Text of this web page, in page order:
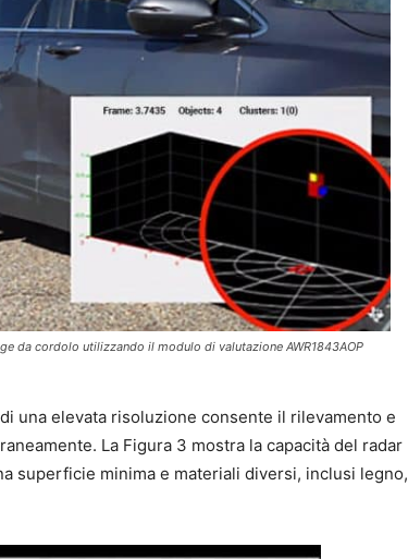
da cordolo utilizzando il modulo di valutazione AWR1843AOP
una elevata risoluzione consente il rilevamento e
La Figura 3 mostra la capacità del radar
superficie minima e materiali diversi, inclusi legno,